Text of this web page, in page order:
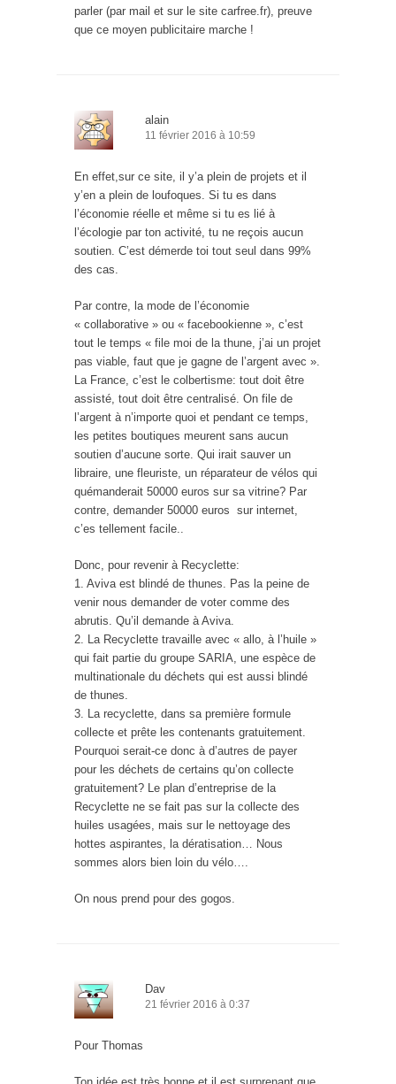
parler (par mail et sur le site carfree.fr), preuve
que ce moyen publicitaire marche !
alain
11 février 2016 à 10:59
En effet,sur ce site, il y’a plein de projets et il
y’en a plein de loufoques. Si tu es dans
l’économie réelle et même si tu es lié à
l’écologie par ton activité, tu ne reçois aucun
soutien. C’est démerde toi tout seul dans 99%
des cas.
Par contre, la mode de l’économie
« collaborative » ou « facebookienne », c’est
tout le temps « file moi de la thune, j’ai un projet
pas viable, faut que je gagne de l’argent avec ».
La France, c’est le colbertisme: tout doit être
assisté, tout doit être centralisé. On file de
l’argent à n’importe quoi et pendant ce temps,
les petites boutiques meurent sans aucun
soutien d’aucune sorte. Qui irait sauver un
libraire, une fleuriste, un réparateur de vélos qui
quémanderait 50000 euros sur sa vitrine? Par
contre, demander 50000 euros sur internet,
c’es tellement facile..
Donc, pour revenir à Recyclette:
1. Aviva est blindé de thunes. Pas la peine de
venir nous demander de voter comme des
abrutis. Qu’il demande à Aviva.
2. La Recyclette travaille avec « allo, à l’huile »
qui fait partie du groupe SARIA, une espèce de
multinationale du déchets qui est aussi blindé
de thunes.
3. La recyclette, dans sa première formule
collecte et prête les contenants gratuitement.
Pourquoi serait-ce donc à d’autres de payer
pour les déchets de certains qu’on collecte
gratuitement? Le plan d’entreprise de la
Recyclette ne se fait pas sur la collecte des
huiles usagées, mais sur le nettoyage des
hottes aspirantes, la dératisation… Nous
sommes alors bien loin du vélo….
On nous prend pour des gogos.
Dav
21 février 2016 à 0:37
Pour Thomas